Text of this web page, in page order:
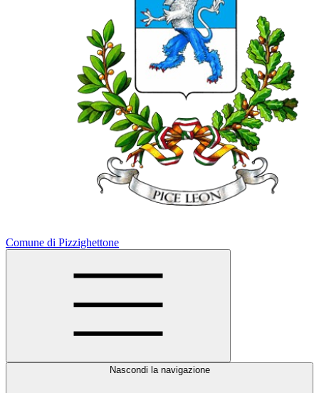
Comune di Pizzighettone
Nascondi la navigazione